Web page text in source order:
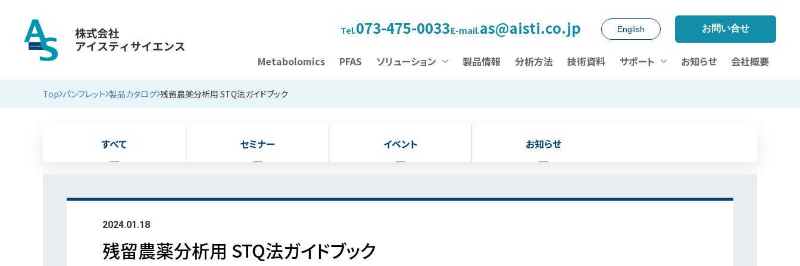
Tel.073-475-0033E-mail.as@aisti.co.jp English お問い合せ
Metabolomics PFAS ソリューション 製品情報 分析方法 技術資料 サポート お知らせ 会社概要
Top パンフレット 製品カタログ 残留農薬分析用 STQ法ガイドブック
新着情報
すべて セミナー イベント お知らせ
2024.01.18
残留農薬分析用 STQ法ガイドブック